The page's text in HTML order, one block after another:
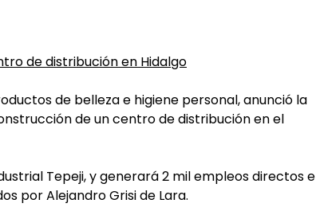
de distribución en Hidalgo
de belleza e higiene personal, anunció la
de un centro de distribución en el
Tepeji, y generará 2 mil empleos directos e
por Alejandro Grisi de Lara.